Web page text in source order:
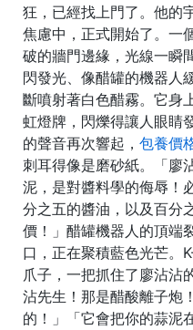
狂，已經找上門了。他的
焦慮中，正式開始了。一
破的牆門邊緣，光線一瞬
閃發光、像醋罐的機器人
斷噴射著白色醋霧。它身
虹燈牌，閃爍得讓人眼睛
的聲音再次響起， 包養價
刺耳得像是磨砂紙。「廖
泥，是對醬料學的侮辱！
分之五的醬油，以及百分
價！」醋罐機器人的頂端
口，正在聚積藍色光芒。
爪子，一把抓住了廖沾沾
沾先生！那是醋酸離子炮
的！」「它會把你的蒜泥